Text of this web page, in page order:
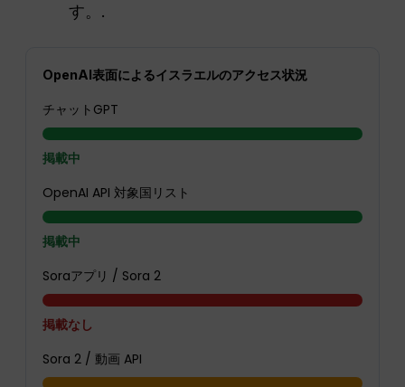
す。.
OpenAI表面によるイスラエルのアクセス状況
チャットGPT
掲載中
OpenAI API 対象国リスト
掲載中
Soraアプリ / Sora 2
掲載なし
Sora 2 / 動画 API